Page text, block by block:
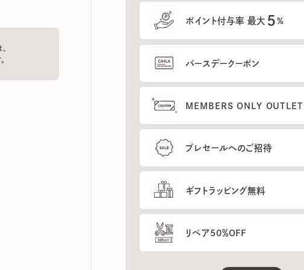
ポイント付与率 最大 %
バースデークーポン
MEMBERS ONLY OUTLETのご
プレセールへのご招待
ギフトラッピング無料
リペア50％OFF